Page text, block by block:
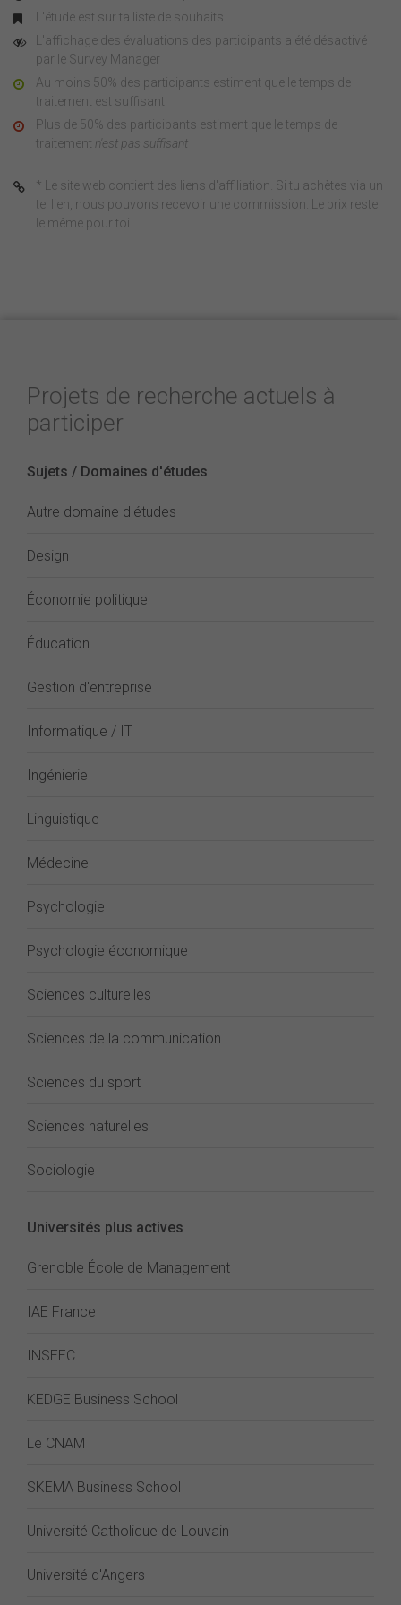
L'étude est sur ta liste de souhaits
L'affichage des évaluations des participants a été désactivé
par le Survey Manager
Au moins 50% des participants estiment que le temps de
traitement est suffisant
Plus de 50% des participants estiment que le temps de
traitement n'est pas suffisant
* Le site web contient des liens d'affiliation. Si tu achètes via un
tel lien, nous pouvons recevoir une commission. Le prix reste
le même pour toi.
Projets de recherche actuels à
participer
Sujets / Domaines d'études
Autre domaine d'études
Design
Économie politique
Éducation
Gestion d'entreprise
Informatique / IT
Ingénierie
Linguistique
Médecine
Psychologie
Psychologie économique
Sciences culturelles
Sciences de la communication
Sciences du sport
Sciences naturelles
Sociologie
Universités plus actives
Grenoble École de Management
IAE France
INSEEC
KEDGE Business School
Le CNAM
SKEMA Business School
Université Catholique de Louvain
Université d'Angers